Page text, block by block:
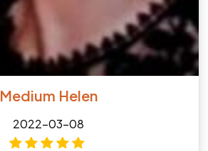
Medium Helen
2022-03-08